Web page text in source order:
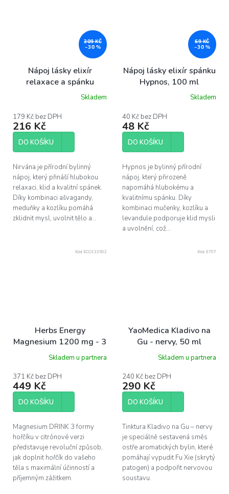
309 KČ
–30 %
Nápoj lásky elixír
relaxace a spánku
Nirvána, 500 ml
produktu
je
5,0
5
Skladem
179 Kč bez DPH
216 Kč
DO KOŠÍKU
Nirvána je přírodní bylinný
nápoj, který přináší hlubokou
relaxaci, klid a kvalitní spánek.
Díky kombinaci ašvagandy,
meduňky a kozlíku pomáhá
zklidnit mysl, uvolnit tělo a...
69 KČ
–30 %
Nápoj lásky elixír spánku
Hypnos, 100 ml
Skladem
40 Kč bez DPH
48 Kč
DO KOŠÍKU
Hypnos je bylinný přírodní
nápoj, který přirozeně
napomáhá hlubokému a
kvalitnímu spánku. Díky
kombinaci mučenky, kozlíku a
levandule podporuje klid mysli
a uvolnění, což...
Herbs Energy
Magnesium 1200 mg - 3
formy hořčíku, citron, 30
Skladem u partnera
371 Kč bez DPH
449 Kč
DO KOŠÍKU
Magnesium DRINK 3 formy
hořčíku v citrónové verzi
představuje revoluční způsob,
jak doplnit hořčík do vašeho
těla s maximální účinností a
příjemným zážitkem.
Kód: ECO133592
YaoMedica Kladivo na
Gu - nervy, 50 ml
Skladem u partnera
240 Kč bez DPH
290 Kč
DO KOŠÍKU
Tinktura Kladivo na Gu – nervy
je speciálně sestavená směs
ostře aromatických bylin, které
pomáhají vypudit Fu Xie (skrytý
patogen) a podpořit nervovou
soustavu.
Kód: 070T